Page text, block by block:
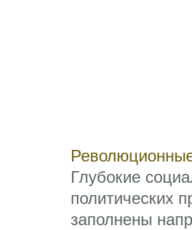
Глубокие
политических
заполнены